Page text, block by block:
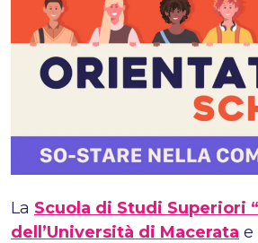
La Scuola di Studi Superiori
dell’Università di Macerata e